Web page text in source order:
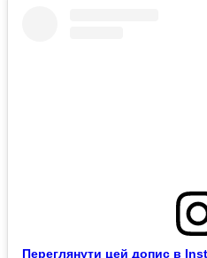
Переглянути цей допис в